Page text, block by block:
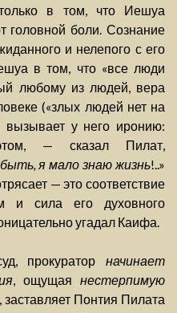
в том, что Иешуа
головной боли. Сознание
и нелепого с его
в том, что «все люди
любому из людей, вера
(«злых людей нет на
вызывает у него иронию:
— сказал Пилат,
я мало знаю жизнь!..»
— это соответствие
и сила его духовного
угадал Каифа.
прокуратор начинает
, ощущая нестерпимую
Понтия Пилата